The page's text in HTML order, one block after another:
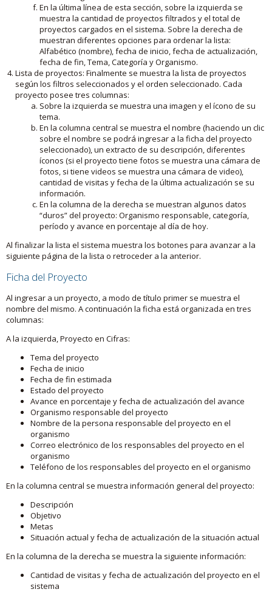
En la última línea de esta sección, sobre la izquierda se
muestra la cantidad de proyectos filtrados y el total de
proyectos cargados en el sistema. Sobre la derecha de
muestran diferentes opciones para ordenar la lista:
Alfabético (nombre), fecha de inicio, fecha de actualización,
fecha de fin, Tema, Categoría y Organismo.
Lista de proyectos: Finalmente se muestra la lista de proyectos
según los filtros seleccionados y el orden seleccionado. Cada
proyecto posee tres columnas:
Sobre la izquierda se muestra una imagen y el ícono de su
tema.
En la columna central se muestra el nombre (haciendo un clic
sobre el nombre se podrá ingresar a la ficha del proyecto
seleccionado), un extracto de su descripción, diferentes
íconos (si el proyecto tiene fotos se muestra una cámara de
fotos, si tiene videos se muestra una cámara de video),
cantidad de visitas y fecha de la última actualización se su
información.
En la columna de la derecha se muestran algunos datos
“duros” del proyecto: Organismo responsable, categoría,
período y avance en porcentaje al día de hoy.
Al finalizar la lista el sistema muestra los botones para avanzar a la
siguiente página de la lista o retroceder a la anterior.
Ficha del Proyecto
Al ingresar a un proyecto, a modo de título primer se muestra el
nombre del mismo. A continuación la ficha está organizada en tres
columnas:
A la izquierda, Proyecto en Cifras:
Tema del proyecto
Fecha de inicio
Fecha de fin estimada
Estado del proyecto
Avance en porcentaje y fecha de actualización del avance
Organismo responsable del proyecto
Nombre de la persona responsable del proyecto en el
organismo
Correo electrónico de los responsables del proyecto en el
organismo
Teléfono de los responsables del proyecto en el organismo
En la columna central se muestra información general del proyecto:
Descripción
Objetivo
Metas
Situación actual y fecha de actualización de la situación actual
En la columna de la derecha se muestra la siguiente información:
Cantidad de visitas y fecha de actualización del proyecto en el
sistema